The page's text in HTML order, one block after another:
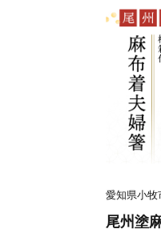
愛知県小牧
尾州塗